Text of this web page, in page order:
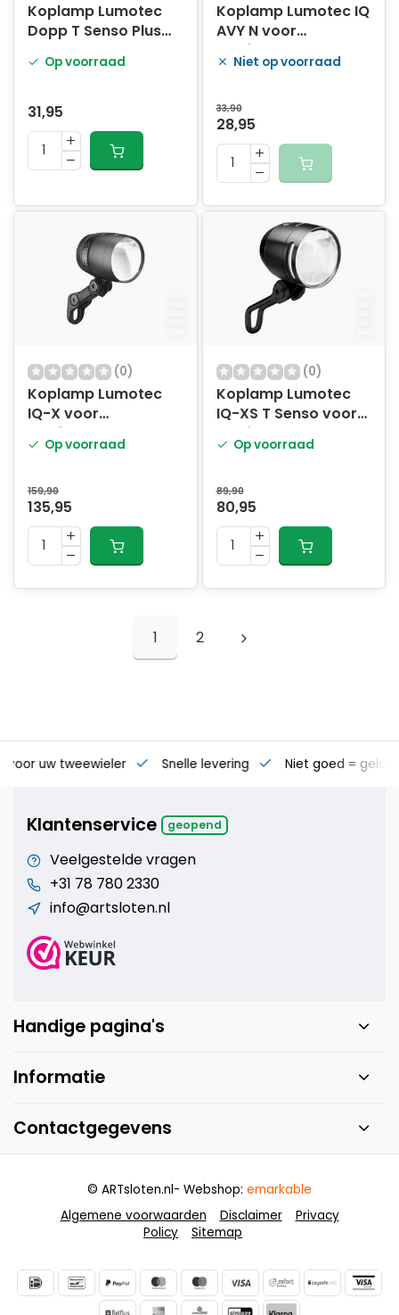
Koplamp Lumotec
Dopp T Senso Plus
standlicht voor
Lux
Op voorraad
31,95
Koplamp Lumotec IQ
AVY N voor
naafdynamo - 40 lux
Niet op voorraad
33,90
28,95
(0)
Koplamp Lumotec
IQ-X voor
naafdynamo 6-60
Volt - 100 Lux - zwart
Op voorraad
159,90
135,95
(0)
Koplamp Lumotec
IQ-XS T Senso voor
naafdynamo - 70
Lux - zwart
Op voorraad
89,90
80,95
1 2
voor uw tweewieler Snelle levering Niet goed = geld
Klantenservice geopend
Veelgestelde vragen
+31 78 780 2330
info@artsloten.nl
Handige pagina's
Informatie
Contactgegevens
Algemene voorwaarden Disclaimer
Privacy
Policy
Sitemap
© ARTsloten.nl- Webshop: emarkable